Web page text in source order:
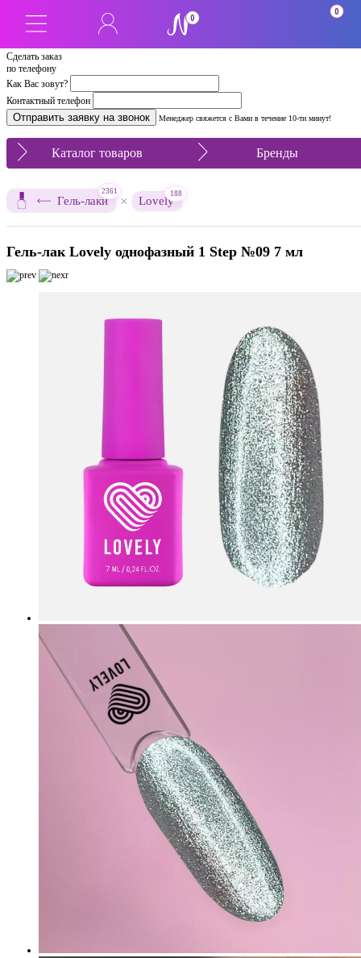
Сделать заказ
по телефону
Как Вас зовут?
Контактный телефон
Менеджер свяжется с Вами в течение 10-ти минут!
0
0
Каталог товаров Бренды
Гель-лаки
2361
× Lovely
188
Гель-лак Lovely однофазный 1 Step №09 7 мл